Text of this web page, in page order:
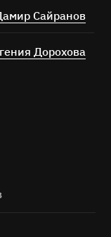
Сайранов
Дорохова